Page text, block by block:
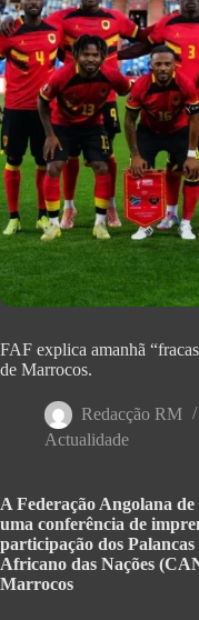
FAF explica amanhã
de Marrocos.
Redacção RM
Actualidade
A Federação Angolana
uma conferência de
participação dos
Africano das Nações
Marrocos